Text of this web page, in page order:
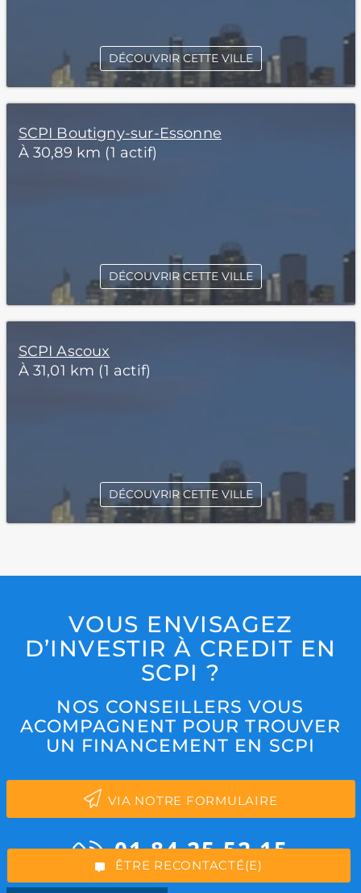
*Champs obligatoires
“Excellent”, 165 avis
ÊTRE RECONTACTÉ(E)
DÉCOUVRIR CETTE VILLE
SCPI Boutigny-sur-Essonne
À 30,89 km (1 actif)
DÉCOUVRIR CETTE VILLE
SCPI Ascoux
À 31,01 km (1 actif)
DÉCOUVRIR CETTE VILLE
VOUS ENVISAGEZ
D’INVESTIR À CREDIT EN
SCPI ?
NOS CONSEILLERS VOUS
ACOMPAGNENT POUR TROUVER
UN FINANCEMENT EN SCPI
VIA NOTRE FORMULAIRE
01 84 25 52 15
Appel gratuit depuis un fixe